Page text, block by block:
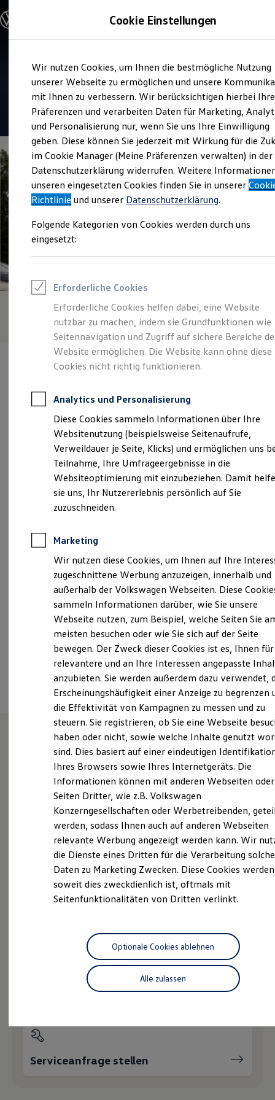
Hauptinhalt
springen
Footer
springen
Modelle und Konfigurator
Modelle vergleichen
Elektroautos
ENERGY Sondermodelle
Nutzfahrzeuge
SUV und CUV
Familienautos
Kombis
Kompaktwagen
Sportwagen
Schnell verfügbare Fahrzeuge
Angebote und Produkte
Aktuelle Angebote
E-Auto-Förderung
Volkswagen Marktplatz
Junge Gebrauchtwagen und Gebrauchtwagen
Volkswagen Zertifizierte Gebrauchtwagen
Zubehör- und Serviceangebote
Leasing
Leasing-Angebote
Gebrauchtwagen Leasing
Junge Gebrauchtwagen-Leasing
Elektroauto Leasing
Kleinwagen-Leasing
Leasing ohne Anzahlung
Finanzierung
Kfz-Versicherung
Restschuldversicherungen
Garantien
Wartungsverträge
Geschäftskunden
Professional Class bei Volkswagen
Großkunden
Behörden
Direktkunden
Sonderfahrzeuge
Anpfiff zum Gewinn
Elektroautos
ID. Tutorials
Elektrofahrzeugkonzepte
Reichweite
Reichweite der ID. Modelle
Reichweite im Winter
Laden
Laden unterwegs
Laden Zuhause
Ladestationen finden
Ladezeitensimulator
Batterie
Sicherheit
Garantie und Lebensdauer
Nachhaltigkeit
Technologie
Kosten und Kauf
Verbrauchskosten
Kaufoptionen
E-Auto-Förderung
Software und Konnektivität
ID. Software Versionen und Updates
Digitale Extras
Schnittstellen zu Ihrem ID.
Hybridautos
Marke und Erlebnis
Volkswagen R und R Experience
R-Modelle
Driving Experience
Volkswagen entdecken
Lifestyle Shop
T-Roc Kollektion
Golf Kollektion
ID. Kollektion
Volkswagen Kollektion
R-Kollektion
Besitzer und Service
myVolkswagen
Software Updates
Verkauf und Service
WH Autozentrum Witten
4.7| 535 Bewertungen
Verantwortlich für die Inhalte auf dieser Seite ist die WH
Autozentrum Witten/Hattingen GmbH ( Impressum & Rechtliches)
Dortmunder Straße 101, 58453 Witten
witten@wh-autozentrum.de
Montag
Sonntag
Geschlossen
Ansprechpartner
Wie können wir
Ihnen weiterhelfen?
Probefahrt vereinbaren
Servicetermin buchen
Serviceanfrage stellen
Cookie Einstellungen
Wir nutzen Cookies, um Ihnen die bestmögliche Nutzung
unserer Webseite zu ermöglichen und unsere
mit Ihnen zu verbessern. Wir berücksichtigen hierbei Ihre
Präferenzen und verarbeiten Daten für Marketing,
und Personalisierung nur, wenn Sie uns Ihre Einwilligung
geben. Diese können Sie jederzeit mit Wirkung für die
im Cookie Manager (Meine Präferenzen verwalten) in der
Datenschutzerklärung widerrufen. Weitere
unseren eingesetzten Cookies finden Sie in unserer
Richtlinie und unserer Datenschutzerklärung.
Folgende Kategorien von Cookies werden durch uns
eingesetzt:
Erforderliche Cookies
Erforderliche Cookies helfen dabei, eine Website
nutzbar zu machen, indem sie Grundfunktionen wie
Seitennavigation und Zugriff auf sichere Bereiche
Website ermöglichen. Die Website kann ohne diese
Cookies nicht richtig funktionieren.
Analytics und Personalisierung
Diese Cookies sammeln Informationen über Ihre
Websitenutzung (beispielsweise Seitenaufrufe,
Verweildauer je Seite, Klicks) und ermöglichen uns
Teilnahme, Ihre Umfrageergebnisse in die
Websiteoptimierung mit einzubeziehen. Damit
sie uns, Ihr Nutzererlebnis persönlich auf Sie
zuzuschneiden.
Marketing
Wir nutzen diese Cookies, um Ihnen auf Ihre
zugeschnittene Werbung anzuzeigen, innerhalb und
außerhalb der Volkswagen Webseiten. Diese
sammeln Informationen darüber, wie Sie unsere
Webseite nutzen, zum Beispiel, welche Seiten Sie
meisten besuchen oder wie Sie sich auf der Seite
bewegen. Der Zweck dieser Cookies ist es, Ihnen für
relevantere und an Ihre Interessen angepasste
anzubieten. Sie werden außerdem dazu verwendet,
Erscheinungshäufigkeit einer Anzeige zu begrenzen
die Effektivität von Kampagnen zu messen und zu
steuern. Sie registrieren, ob Sie eine Webseite
haben oder nicht, sowie welche Inhalte genutzt
sind. Dies basiert auf einer eindeutigen
Ihres Browsers sowie Ihres Internetgeräts. Die
Informationen können mit anderen Webseiten oder
Seiten Dritter, wie z.B. Volkswagen
Konzerngesellschaften oder Werbetreibenden,
werden, sodass Ihnen auch auf anderen Webseiten
relevante Werbung angezeigt werden kann. Wir
die Dienste eines Dritten für die Verarbeitung
Daten zu Marketing Zwecken. Diese Cookies
soweit dies zweckdienlich ist, oftmals mit
Seitenfunktionalitäten von Dritten verlinkt.
Alle zulassen
Optionale Cookies ablehnen